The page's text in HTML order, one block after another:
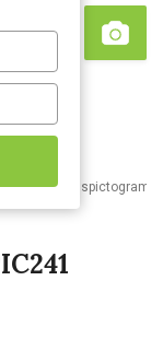
Search